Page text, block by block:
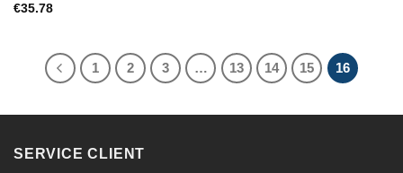
€35.78
1 2 3 … 13 14 15 16
SERVICE CLIENT